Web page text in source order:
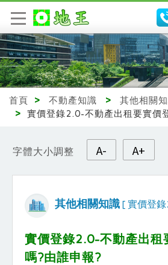
首頁 > 不動產知識 > 其他相關
>
實價登錄2.0-不動產出租要實價
其他相關知識 [ 實價登
字體大小調整 A- A+
實價登錄2.0-不動產出租
嗎?由誰申報?